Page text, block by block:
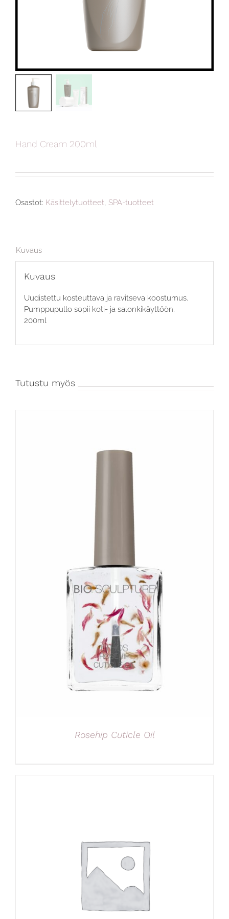
Hand Cream 200ml
Osastot: Käsittelytuotteet SPA-tuotteet
Kuvaus
Kuvaus
Uudistettu kosteuttava ja ravitseva koostumus.
Pumppupullo sopii koti- ja salonkikäyttöön.
200ml
Tutustu myös
Rosehip Cuticle Oil